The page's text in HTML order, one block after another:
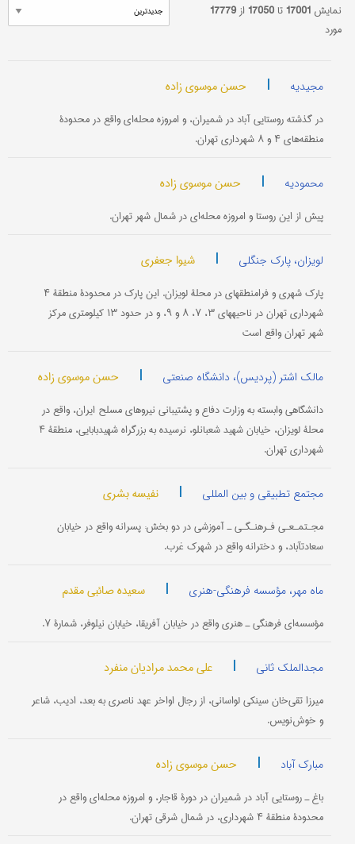
نمایش 17001تا17050 از17779
مورد
مجیدیه | حسن موسوی زاده
در گذشته روستایی آباد در شمیران، و امروزه محله‌ای واقع در محدودۀ
منطقه‌های ۴ و ۸ شهرداری تهران.
محمودیه | حسن موسوی زاده
پیش از این روستا و امروزه محله‌ای در شمال شهر تهران.
لویزان، پارک جنگلی | شیوا جعفری
پارک شهری و فرامنطقه‎ای در محلۀ لویزان. این پارک در محدودۀ منطقۀ ۴
شهرداری تهران در ناحیه‎های ۳، ۷، ۸ و ۹، و در حدود ۱۳ کیلومتری مرکز
شهر تهران واقع است
مالک اشتر (پردیس)، دانشگاه صنعتی | حسن موسوی زاده
دانشگاهی وابسته به وزارت دفاع و پشتیبانی نیروهای مسلح ایران، واقع در
محلۀ لویزان، خیابان شهید شعبانلو، نرسیده به بزرگراه شهیدبابایی، منطقۀ ۴
شهرداری تهران.
مجتمع تطبیقی و بین المللی | نفیسه بشری
مجـتمـعـی فـرهنـگـی ـ آموزشی در دو بخش: پسرانه واقع در خیابان
سعادت‎آباد، و دخترانه واقع در شهرک غرب.
ماه مهر، مؤسسه فرهنگی-هنری | سعیده صائبی مقدم
مؤسسه‌ای فرهنگی ـ هنری واقع در خیابان آفریقا، خیابان نیلوفر، شمارۀ ۷.
مجدالملک ثانی | علی محمد مرادیان منفرد
میرزا تقی‌خان سینکی لواسانی، از رجال اواخر عهد ناصری به بعد، ادیب، شاعر
و خوش‌نویس.
مبارک آباد | حسن موسوی زاده
باغ ـ روستایی آباد در شمیران در دورۀ قاجار، و امروزه محله‌ای واقع در
محدودۀ منطقۀ ۴ شهرداری، در شمال شرقی تهران.